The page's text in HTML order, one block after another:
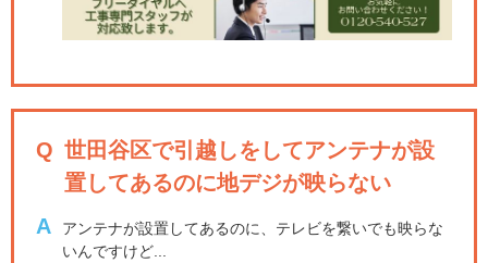
Q 世田谷区で引越しをしてアンテナが設
置してあるのに地デジが映らない
A
アンテナが設置してあるのに、テレビを繋いでも映らな
いんですけど...